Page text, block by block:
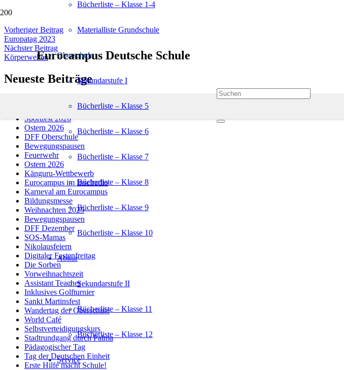
Eurocampus Deutsche Schule
Bücherliste – Klasse 1-4
Materialliste Grundschule
Oberschule
Sekundarstufe I
Bücherliste – Klasse 5
Bücherliste – Klasse 6
Bücherliste – Klasse 7
Bücherliste – Klasse 8
Bücherliste – Klasse 9
Bücherliste – Klasse 10
Abitur
Sekundarstufe II
Bücherliste – Klasse 11
Bücherliste – Klasse 12
Service
Vorheriger Beitrag
Europatag 2023
Nächster Beitrag
Körperwelten
Neueste Beiträge
Europatag 2026
Sportfest 2026
Ostern 2026
DFF Oberschule
Bewegungspausen
Feuerwehr
Ostern 2026
Känguru-Wettbewerb
Eurocampus im Inselradio
Karneval am Eurocampus
Bildungsmesse
Weihnachten 2025
Bewegungspausen
DFF Dezember
SOS-Mamas
Nikolausfeiern
Digitaler Fastenfreitag
Die Sorben
Vorweihnachtszeit
Assistant Teacher
Inklusives Golfturnier
Sankt Martinsfest
Wandertag der Oberschule
World Café
Selbstverteidigungskurs
Stadtrundgang durch Palma
Pädagogischer Tag
Tag der Deutschen Einheit
Erste Hilfe macht Schule!